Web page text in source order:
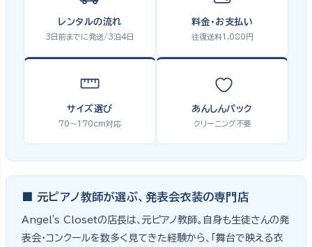
レンタルの流れ
3日前までに発送/3泊4日
料金・お支払い
往復送料1,080円
サイズ選び
70〜170cm対応
あんしんパック
クリーニング不要
■ 元ピアノ教師が選ぶ、発表会衣装の専門店
Angel's Closetの店長は、元ピアノ教師。自身も生徒さんの発
表会・コンクールを数多く見てきた経験から、「舞台で映える衣